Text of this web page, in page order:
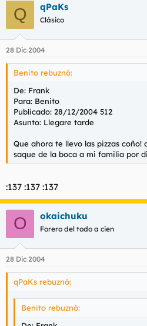
Q qPaKs
Clásico
28 Dic 2004
Benito rebuznó:
De: Frank
Para: Benito
Publicado: 28/12/2004 512
Asunto: Llegare tarde
Que ahora te llevo las pizzas coño!
saque de la boca a mi familia por
:137 :137 :137
O okaichuku
Forero del todo a cien
28 Dic 2004
qPaKs rebuznó:
Benito rebuznó: